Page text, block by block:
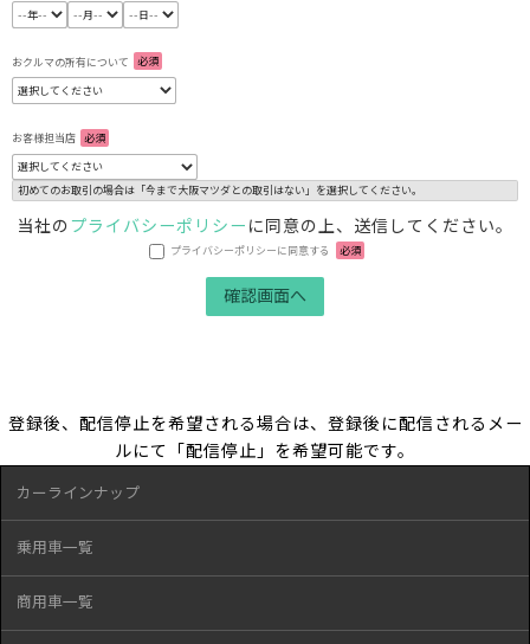
おクルマの所有について 必須
お客様担当店 必須
初めてのお取引の場合は「今まで大阪マツダとの取引はない」を選択してください。
当社の プライバシーポリシー に同意の上、送信してください。
プライバシーポリシーに同意する 必須
登録後、配信停止を希望される場合は、登録後に配信されるメー
ルにて「配信停止」を希望可能です。
カーラインナップ
乗用車一覧
商用車一覧